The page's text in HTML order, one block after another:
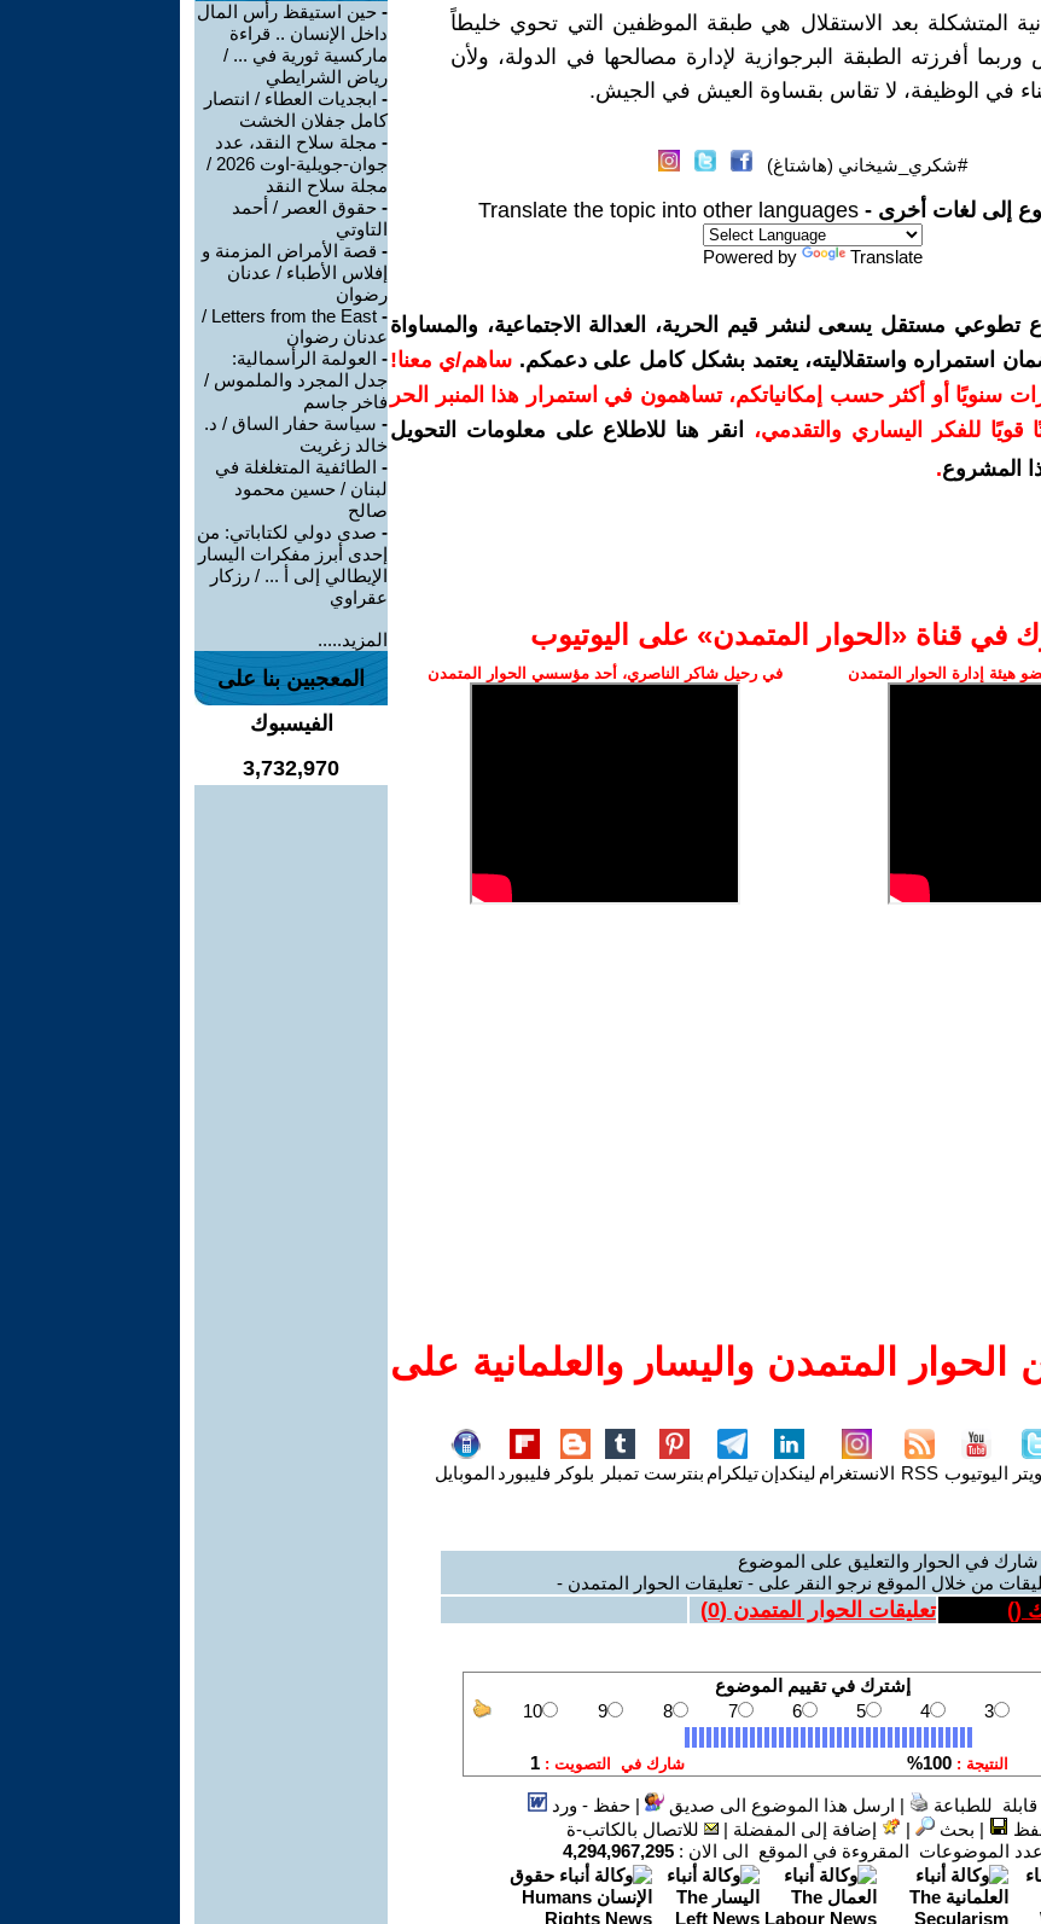
المتشكلة بعد الاستقلال هي طبقة الموظفين التي تحوي خليطاً
أفرزته الطبقة البرجوازية لإدارة مصالحها في الدولة، ولأن
في الوظيفة، لا تقاس بقساوة العيش في الجيش.
#شكري_شيخاني (هاشتاغ)
إلى لغات أخرى - Translate the topic into other languages
Powered by Translate
تطوعي مستقل يسعى لنشر قيم الحرية، العدالة الاجتماعية، والمساواة
استمراره واستقلاليته، يعتمد بشكل كامل على دعمكم. ساهم/ي معنا!
بمبلغ 10 دولارات سنويًا أو أكثر حسب إمكانياتكم، تساهمون في استمرار هذا المنبر الحر
قويًا للفكر اليساري والتقدمي،
انقر هنا للاطلاع على معلومات التحويل
المشروع.
في قناة ‫«الحوار المتمدن» على اليوتيوب
هيئة إدارة الحوار المتمدن في رحيل شاكر الناصري، أحد مؤسسي الحوار المتمدن
المتمدن واليسار والعلمانية على
اليوتيوب RSS الانستغرام لينكدإنتيلكرام بنترست تمبلر بلوكر فليبورد الموبايل
شارك في الحوار والتعليق على الموضوع
من خلال الموقع نرجو النقر على - تعليقات الحوار المتمدن -
(
) تعليقات الحوار المتمدن (0
)
للطباعة | ارسل هذا الموضوع الى صديق |حفظ - ورد
| بحث | إضافة إلى المفضلة |
للاتصال بالكاتب-ة
الموضوعات المقروءة في الموقع الى الان : 4,294,967,295
- حين استيقظ رأس المال
داخل الإنسان .. قراءة
ماركسية ثورية في ... /
رياض الشرايطي
- ابجديات العطاء / انتصار
كامل جفلان الخشت
- مجلة سلاح النقد، عدد
جوان-جويلية-اوت 2026 /
مجلة سلاح النقد
- حقوق العصر / أحمد
التاوتي
- قصة الأمراض المزمنة و
إفلاس الأطباء / عدنان
رضوان
-
Letters from the East /
عدنان رضوان
- العولمة الرأسمالية:
جدل المجرد والملموس /
فاخر جاسم
- سياسة حفار الساق / د.
خالد زغريت
- الطائفية المتغلغلة في
لبنان / حسين محمود
صالح
- صدى دولي لكتاباتي: من
إحدى أبرز مفكرات اليسار
الإيطالي إلى أ ... / رزكار
عقراوي
المزيد.....
المعجبين بنا على
الفيسبوك
3,732,970